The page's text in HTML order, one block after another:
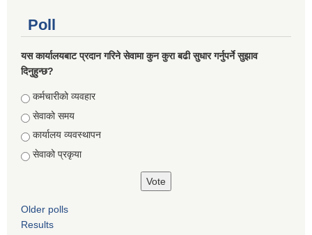
Poll
यस कार्यालयबाट प्रदान गरिने सेवामा कुन कुरा बढी सुधार गर्नुपर्ने सुझाव
दिनुहुन्छ?
Choices
कर्मचारीको व्यवहार
सेवाको समय
कार्यालय व्यवस्थापन
सेवाको प्रकृया
Older polls
Results